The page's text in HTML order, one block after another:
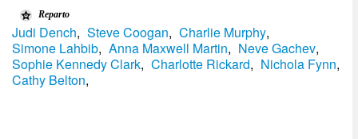
Reparto
Judi Dench, Steve Coogan, Charlie Murphy,
Simone Lahbib, Anna Maxwell Martin, Neve Gachev,
Sophie Kennedy Clark, Charlotte Rickard, Nichola Fynn,
Cathy Belton,